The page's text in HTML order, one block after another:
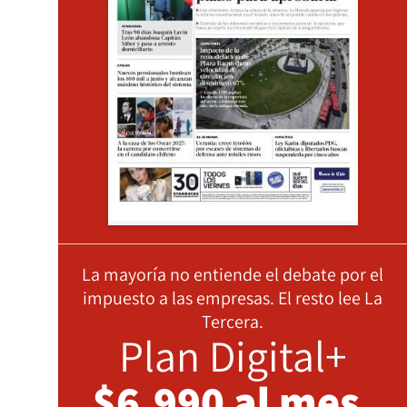
La mayoría no entiende el debate por el
impuesto a las empresas. El resto lee La
Tercera.
Plan Digital+